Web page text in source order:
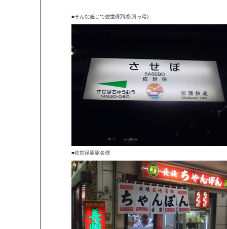
■そんな感じで佐世保到着(真っ暗)
■佐世保駅駅名標